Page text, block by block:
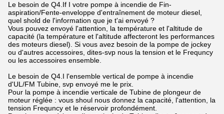
Le besoin de Q4.If I votre pompe à incendie de Fin-
aspiration/Fente-enveloppe d'entraînement de moteur diesel,
quel shold de l'information que je t'ai envoyé ?
Vous pouvez envoyé l'attention, la température et l'altitude de
capacité (la température et l'altitude affecteront les performances
des moteurs diesel). Si vous avez besoin de la pompe de jockey
ou d'autres accessoires, dites-svp nous la tension et le Frequncy
ou les accessoires ensemble.
Le besoin de Q4.I l'ensemble vertical de pompe à incendie
d'UL/FM Tubine, svp envoyé me le prix.
Pour la pompe à incendie verticale de Tubine de plongeur de
moteur réglée : vous shoul nous donnez la capacité, l'attention, la
tension Frequncy et le réservoir profondément.